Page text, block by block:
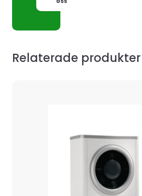
Relaterade produkter